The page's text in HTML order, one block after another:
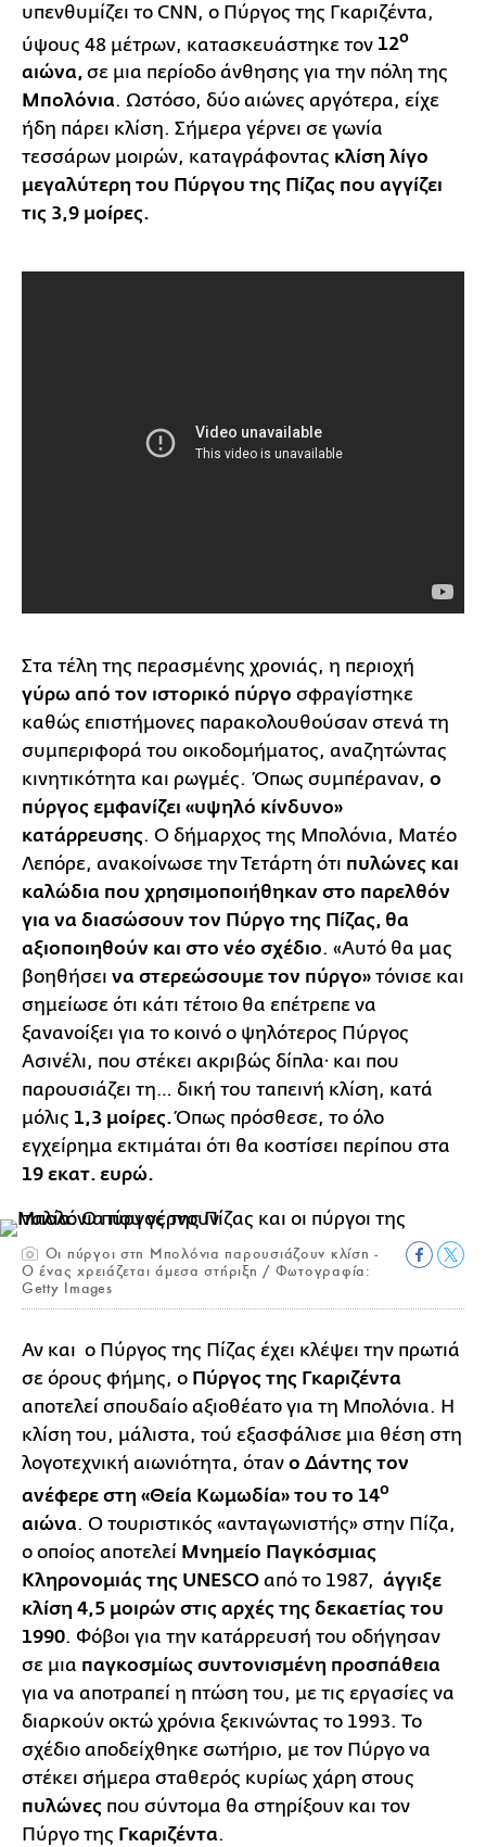
υπενθυμίζει το CNN, ο Πύργος της Γκαριζέντα,
ύψους 48 μέτρων, κατασκευάστηκε τον 12ο
αιώνα, σε μια περίοδο άνθησης για την πόλη της
Μπολόνια. Ωστόσο, δύο αιώνες αργότερα, είχε
ήδη πάρει κλίση. Σήμερα γέρνει σε γωνία
τεσσάρων μοιρών, καταγράφοντας κλίση λίγο
μεγαλύτερη του Πύργου της Πίζας που αγγίζει
τις 3,9 μοίρες.
Στα τέλη της περασμένης χρονιάς, η περιοχή
γύρω από τον ιστορικό πύργο σφραγίστηκε
καθώς επιστήμονες παρακολουθούσαν στενά τη
συμπεριφορά του οικοδομήματος, αναζητώντας
κινητικότητα και ρωγμές. Όπως συμπέραναν, ο
πύργος εμφανίζει «υψηλό κίνδυνο»
κατάρρευσης. Ο δήμαρχος της Μπολόνια, Ματέο
Λεπόρε, ανακοίνωσε την Τετάρτη ότι πυλώνες και
καλώδια που χρησιμοποιήθηκαν στο παρελθόν
για να διασώσουν τον Πύργο της Πίζας, θα
αξιοποιηθούν και στο νέο σχέδιο. «Αυτό θα μας
βοηθήσει να στερεώσουμε τον πύργο» τόνισε και
σημείωσε ότι κάτι τέτοιο θα επέτρεπε να
ξανανοίξει για το κοινό ο ψηλότερος Πύργος
Ασινέλι, που στέκει ακριβώς δίπλα· και που
παρουσιάζει τη… δική του ταπεινή κλίση, κατά
μόλις 1,3 μοίρες.Όπως πρόσθεσε, το όλο
εγχείρημα εκτιμάται ότι θα κοστίσει περίπου στα
19 εκατ. ευρώ.
Οι πύργοι στη Μπολόνια παρουσιάζουν κλίση -
Ο ένας χρειάζεται άμεσα στήριξη / Φωτογραφία:
Getty Images
Αν και ο Πύργος της Πίζας έχει κλέψει την πρωτιά
σε όρους φήμης, ο Πύργος της Γκαριζέντα
αποτελεί σπουδαίο αξιοθέατο για τη Μπολόνια. Η
κλίση του, μάλιστα, τού εξασφάλισε μια θέση στη
λογοτεχνική αιωνιότητα, όταν ο Δάντης τον
ανέφερε στη «Θεία Κωμωδία» του το 14ο
αιώνα. Ο τουριστικός «ανταγωνιστής» στην Πίζα,
ο οποίος αποτελεί Μνημείο Παγκόσμιας
Κληρονομιάς της UNESCO από το 1987, άγγιξε
κλίση 4,5 μοιρών στις αρχές της δεκαετίας του
1990. Φόβοι για την κατάρρευσή του οδήγησαν
σε μια παγκοσμίως συντονισμένη προσπάθεια
για να αποτραπεί η πτώση του, με τις εργασίες να
διαρκούν οκτώ χρόνια ξεκινώντας το 1993. Το
σχέδιο αποδείχθηκε σωτήριο, με τον Πύργο να
στέκει σήμερα σταθερός κυρίως χάρη στους
πυλώνες που σύντομα θα στηρίξουν και τον
Πύργο της Γκαριζέντα.